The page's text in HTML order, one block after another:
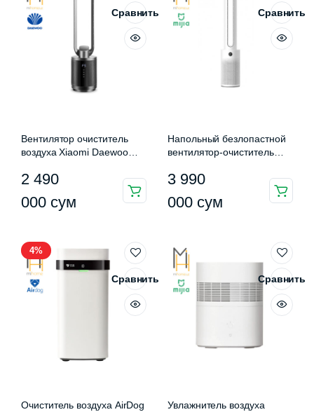
000 сум.
Сравнить
Вентилятор очиститель
воздуха Xiaomi Daewoo
2 490
000 сум
Этот
несколько
вариаций.
Опции
Сравнить
Напольный безлопастной
вентилятор-очиститель
Leafless Purification Fan
3 990
000 сум
4%
Сравнить
Очиститель воздуха AirDog
Сравнить
Увлажнитель воздуха